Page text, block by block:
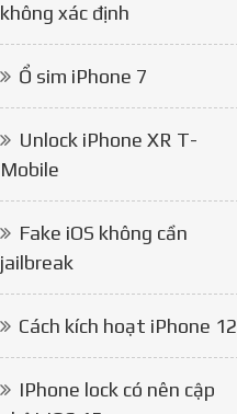
không xác định
Ổ sim iPhone 7
Unlock iPhone XR T-
Mobile
Fake iOS không cần
jailbreak
Cách kích hoạt iPhone 12
IPhone lock có nên cập